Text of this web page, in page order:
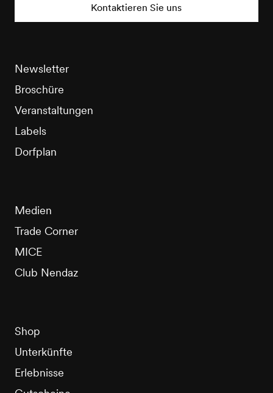
Kontaktieren Sie uns
Newsletter
Broschüre
Veranstaltungen
Labels
Dorfplan
Medien
Trade Corner
MICE
Club Nendaz
Shop
Unterkünfte
Erlebnisse